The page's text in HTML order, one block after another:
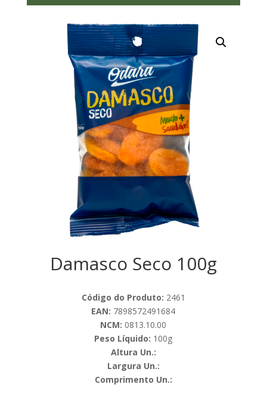
Damasco Seco 100g
Código do Produto: 2461
EAN: 7898572491684
NCM: 0813.10.00
Peso Líquido: 100g
Altura Un.:
Largura Un.:
Comprimento Un.: